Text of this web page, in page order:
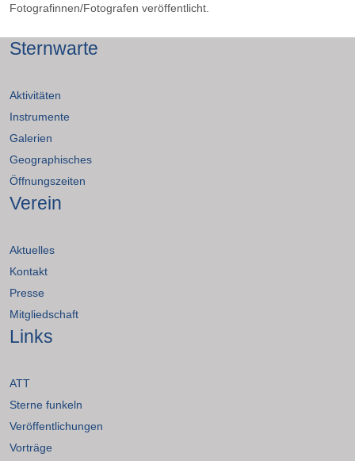
Fotografinnen/Fotografen veröffentlicht.
Sternwarte
Aktivitäten
Instrumente
Galerien
Geographisches
Öffnungszeiten
Verein
Aktuelles
Kontakt
Presse
Mitgliedschaft
Links
ATT
Sterne funkeln
Veröffentlichungen
Vorträge